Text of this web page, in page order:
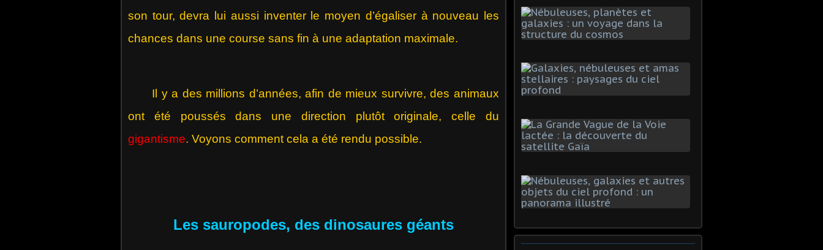
son tour, devra lui aussi inventer le moyen d’égaliser à nouveau les
chances dans une course sans fin à une adaptation maximale.
Il y a des millions d’années, afin de mieux survivre, des animaux
ont été poussés dans une direction plutôt originale, celle du
gigantisme. Voyons comment cela a été rendu possible.
Les sauropodes, des dinosaures géants